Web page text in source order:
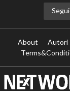
About Autori